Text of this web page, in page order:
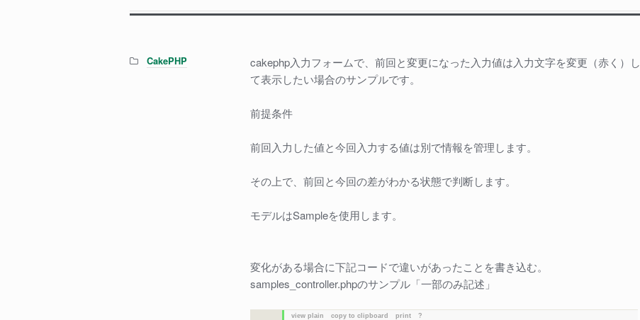
Categories:
CakePHP
cakephp入力フォームで、前回と変更になった入力値は入力文字を変更（赤く）し
て表示したい場合のサンプルです。
前提条件
前回入力した値と今回入力する値は別で情報を管理します。
その上で、前回と今回の差がわかる状態で判断します。
モデルはSampleを使用します。
変化がある場合に下記コードで違いがあったことを書き込む。
samples_controller.phpのサンプル「一部のみ記述」
view plain copy to clipboard print ?